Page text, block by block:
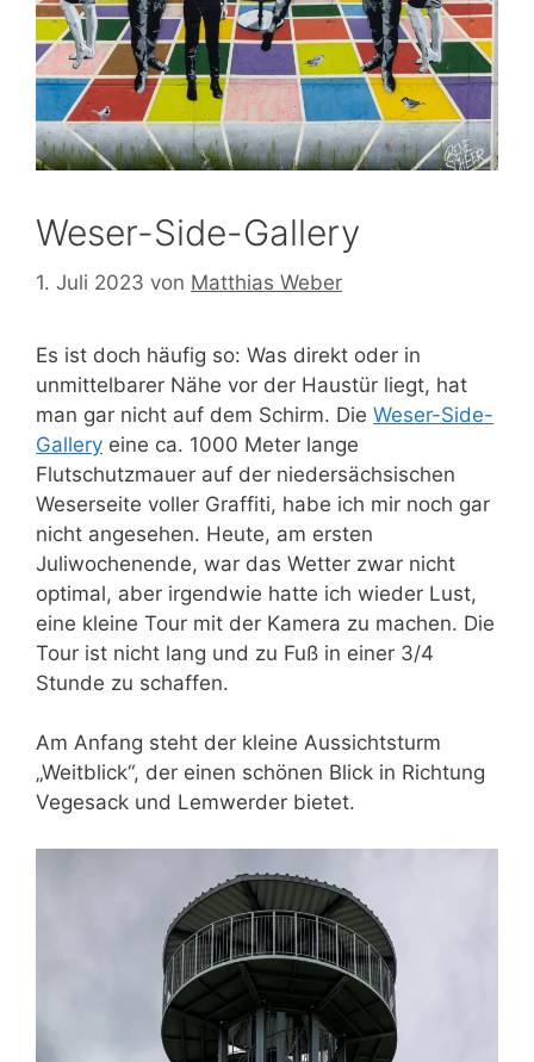
Weser-Side-Gallery
1. Juli 2023 von Matthias Weber
Es ist doch häufig so: Was direkt oder in
unmittelbarer Nähe vor der Haustür liegt, hat
man gar nicht auf dem Schirm. Die Weser-Side-
Gallery eine ca. 1000 Meter lange
Flutschutzmauer auf der niedersächsischen
Weserseite voller Graffiti, habe ich mir noch gar
nicht angesehen. Heute, am ersten
Juliwochenende, war das Wetter zwar nicht
optimal, aber irgendwie hatte ich wieder Lust,
eine kleine Tour mit der Kamera zu machen. Die
Tour ist nicht lang und zu Fuß in einer 3/4
Stunde zu schaffen.
Am Anfang steht der kleine Aussichtsturm
„Weitblick“, der einen schönen Blick in Richtung
Vegesack und Lemwerder bietet.